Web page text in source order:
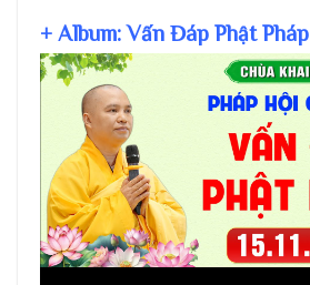
+ Album: Vấn Đáp Phật Pháp